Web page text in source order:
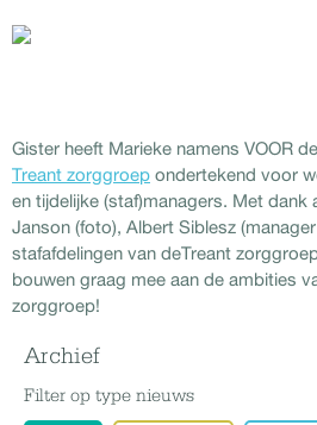
Gister heeft Marieke namens VOOR
Treant zorggroep ondertekend voor
en tijdelijke (staf)managers. Met dank
Janson (foto), Albert Siblesz
stafafdelingen van deTreant
bouwen graag mee aan de ambities
zorggroep!
Archief
Filter op type nieuws